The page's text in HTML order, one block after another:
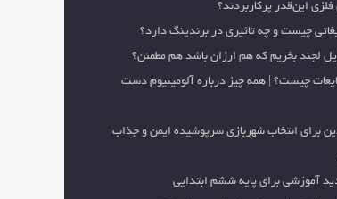
این‌قدر پرکاربردند؟
چیست و چه تاثیری در برندینگ دارد؟
لجند بخریم که هم ارزان باشد هم مطمئن؟
چیست؟ | همه چیز درباره آلومینیوم دست
برای انتخاب شهربازی سرپوشیده ایمن و جذاب
آموزشی برای پایه ششم ابتدایی